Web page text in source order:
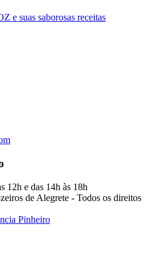
e suas saborosas receitas
12h e das 14h às 18h
de Alegrete - Todos os direitos